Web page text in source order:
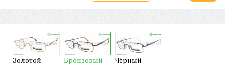
Золотой Бронзовый Чёрный